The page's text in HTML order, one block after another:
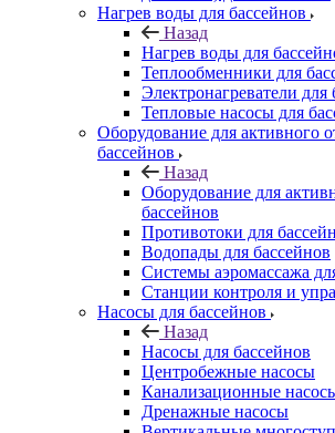
Нагрев воды для бассейнов
Назад
Нагрев воды для
Теплообменники для
Электронагреватели для
Тепловые насосы для
Оборудование для активного
бассейнов
Назад
Оборудование для
бассейнов
Противотоки для
Водопады для бассейнов
Системы аэромассажа
Станции контроля и
Насосы для бассейнов
Назад
Насосы для бассейнов
Центробежные насосы
Канализационные
Дренажные насосы